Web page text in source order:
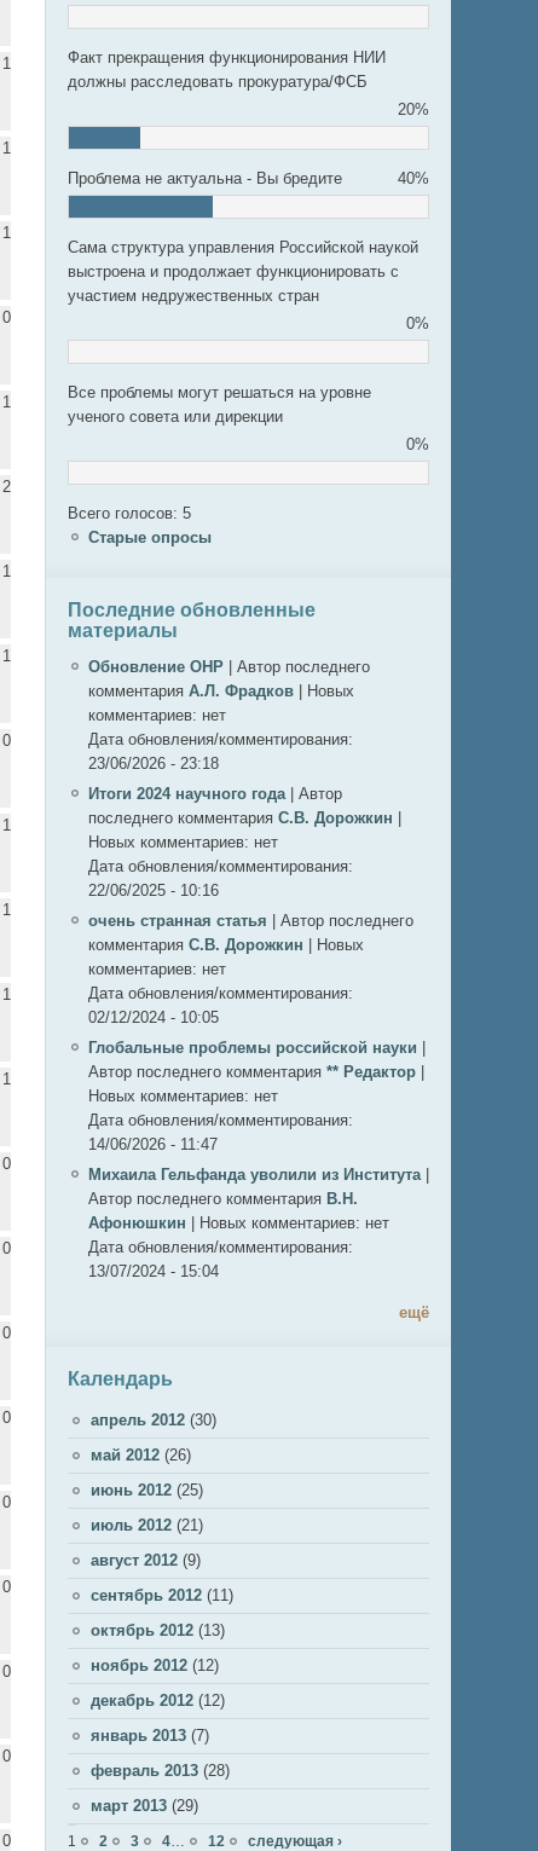
1
1
1
0
1
2
1
1
0
1
1
1
1
0
0
0
0
0
0
0
0
0
Факт прекращения функционирования НИИ
должны расследовать прокуратура/ФСБ
20%
Проблема не актуальна - Вы бредите 40%
Сама структура управления Российской наукой
выстроена и продолжает функционировать с
участием недружественных стран
0%
Все проблемы могут решаться на уровне
ученого совета или дирекции
0%
Всего голосов: 5
Старые опросы
Последние обновленные
материалы
Обновление ОНР
Автор последнего
комментария А.Л. Фрадков
Новых
комментариев: нет
Дата обновления/комментирования:
23/06/2026 - 23:18
Итоги 2024 научного года
Автор
последнего комментария С.В. Дорожкин
Новых комментариев: нет
Дата обновления/комментирования:
22/06/2025 - 10:16
очень странная статья
Автор последнего
комментария С.В. Дорожкин
Новых
комментариев: нет
Дата обновления/комментирования:
02/12/2024 - 10:05
Глобальные проблемы российской науки
Автор последнего комментария ** Редактор
Новых комментариев: нет
Дата обновления/комментирования:
14/06/2026 - 11:47
Михаила Гельфанда уволили из Института
Автор последнего комментария В.Н.
Афонюшкин
Новых комментариев: нет
Дата обновления/комментирования:
13/07/2024 - 15:04
ещё
Календарь
апрель 2012 (30)
май 2012 (26)
июнь 2012 (25)
июль 2012 (21)
август 2012 (9)
сентябрь 2012 (11)
октябрь 2012 (13)
ноябрь 2012 (12)
декабрь 2012 (12)
январь 2013 (7)
февраль 2013 (28)
март 2013 (29)
Страницы
1 2 3 4 12 следующая ›